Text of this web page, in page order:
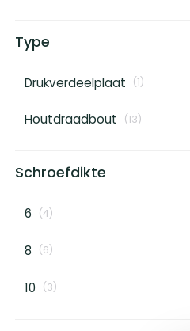
Type
Drukverdeelplaat (1)
Houtdraadbout (13)
Schroefdikte
6 (4)
8 (6)
10 (3)